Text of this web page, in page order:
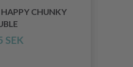
CHUNKY
SEK